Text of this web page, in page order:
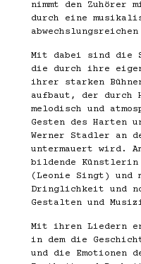
nimmt den Zuhörer
durch eine
Mit dabei sind die
die durch ihre
ihrer starken
aufbaut, der durch
melodisch und
Gesten des Harten
Werner Stadler an
untermauert wird.
bildende
(Leonie Singt) und
Dringlichkeit und
Gestalten und
Mit ihren Liedern
in dem die
und die Emotionen